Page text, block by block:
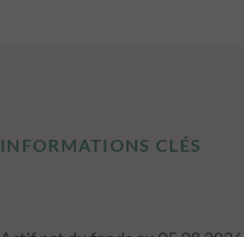
INFORMATIONS CLÉS